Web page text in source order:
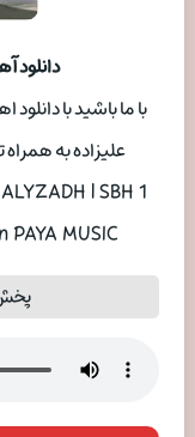
دانلود
علیزاده به
| SBH 1
MUSIC